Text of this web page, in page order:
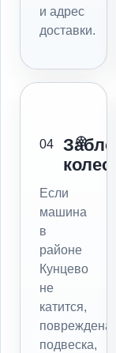
и адрес
доставки.
04
колеса
Если
машина
в
районе
Кунцево
не
катится,
повреждена
подвеска,